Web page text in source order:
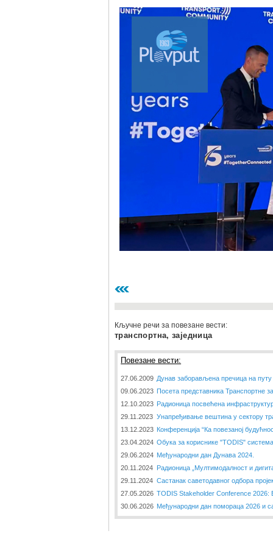
Кључне речи за повезане вести:
транспортна, заједница
Повезане вести:
27.06.2009 Дунав заборављена пречица на путу
09.06.2023 Посета представника Транспортне
12.10.2023 Радионица посвећена
29.11.2023 Унапређивање вештина у сектору
13.12.2023 Конференција “Ка повезаној
23.04.2024 Обука за кориснике "TODIS"
29.06.2024 Међународни дан Дунава 2024.
20.11.2024 Радионица „Мултимодалност и
29.11.2024 Састанак саветодавног одбора
27.05.2026 TODIS Stakeholder Conference
30.06.2026 Међународни дан помораца 2026 и